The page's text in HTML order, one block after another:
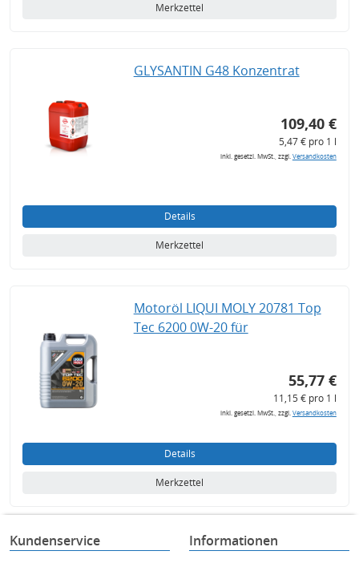
Merkzettel
GLYSANTIN G48 Konzentrat
109,40 €
5,47 € pro 1 l
inkl. gesetzl. MwSt., zzgl.Versandkosten
Details
Merkzettel
Motoröl LIQUI MOLY 20781 Top
Tec 6200 0W-20 für
55,77 €
11,15 € pro 1 l
inkl. gesetzl. MwSt., zzgl.Versandkosten
Details
Merkzettel
Kundenservice Informationen